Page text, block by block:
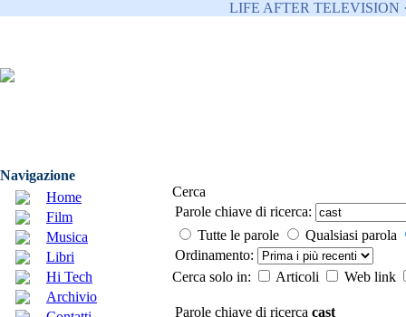
LIFE AFTER TELEVISION
Navigazione
Home
Film
Musica
Libri
Hi Tech
Archivio
Cerca
Parole chiave di ricerca:
Tutte le parole
Qualsiasi parola
Ordinamento:
Cerca solo in:
Articoli Web link
Parole chiave di ricerca cast